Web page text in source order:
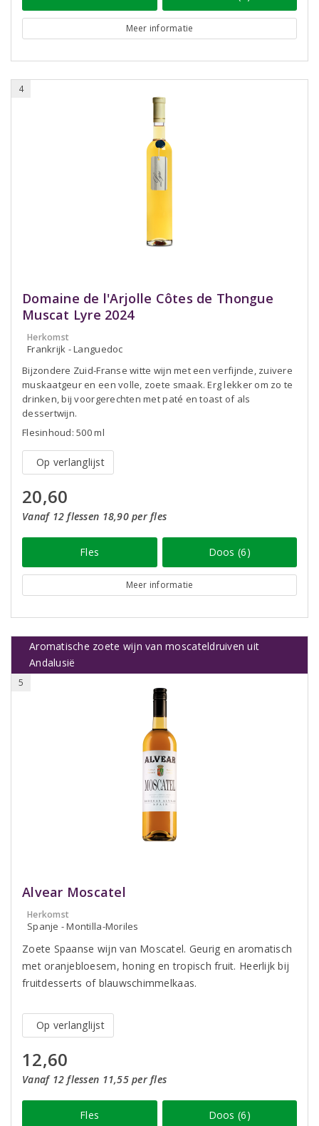
Meer informatie
4
Domaine de l'Arjolle Côtes de Thongue
Muscat Lyre 2024
Herkomst
Frankrijk - Languedoc
Bijzondere Zuid-Franse witte wijn met een verfijnde, zuivere
muskaatgeur en een volle, zoete smaak. Erg lekker om zo te
drinken, bij voorgerechten met paté en toast of als
dessertwijn.
Flesinhoud: 500 ml
Op verlanglijst
20,60
Vanaf 12 flessen 18,90 per fles
Fles Doos (6)
Meer informatie
Aromatische zoete wijn van moscateldruiven uit
Andalusië
5
Alvear Moscatel
Herkomst
Spanje - Montilla-Moriles
Zoete Spaanse wijn van Moscatel. Geurig en aromatisch
met oranjebloesem, honing en tropisch fruit. Heerlijk bij
fruitdesserts of blauwschimmelkaas.
Op verlanglijst
12,60
Vanaf 12 flessen 11,55 per fles
Fles Doos (6)